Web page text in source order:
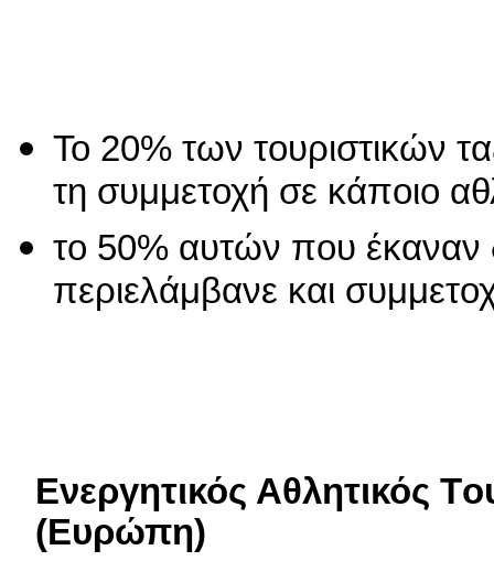
Το 20% των τουριστικών
τη συμμετοχή σε κάποιο
το 50% αυτών που έκαναν
περιελάμβανε και
Ενεργητικός Αθλητικός T
(Ευρώπη)